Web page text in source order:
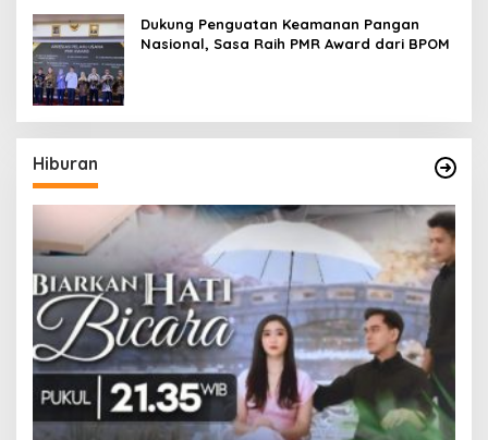
Dukung Penguatan Keamanan Pangan
Nasional, Sasa Raih PMR Award dari BPOM
Hiburan